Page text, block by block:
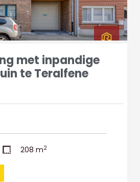
met inpandige
te Teralfene
208 m2